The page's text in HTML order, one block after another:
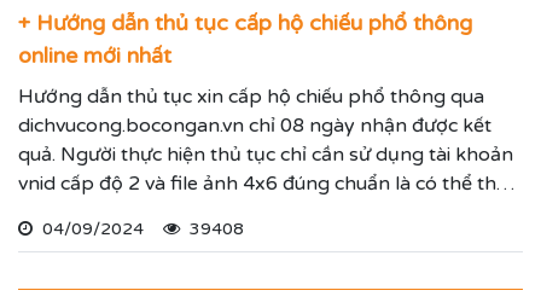
trình cấp giấy phép lao động mới nhất để mọi người
tham khảo.
+ Hướng dẫn thủ tục cấp hộ chiếu phổ thông
online mới nhất
Hướng dẫn thủ tục xin cấp hộ chiếu phổ thông qua
dichvucong.bocongan.vn chỉ 08 ngày nhận được kết
quả. Người thực hiện thủ tục chỉ cần sử dụng tài khoản
vnid cấp độ 2 và file ảnh 4x6 đúng chuẩn là có thể thực
04/09/2024 39408